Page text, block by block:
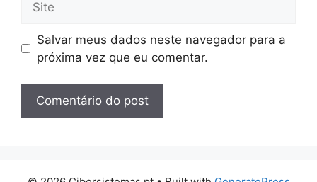
Salvar meus dados neste navegador para a
próxima vez que eu comentar.